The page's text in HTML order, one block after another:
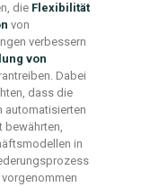
die Flexibilität
von
verbessern
von
Dabei
dass die
automatisierten
bewährten,
in